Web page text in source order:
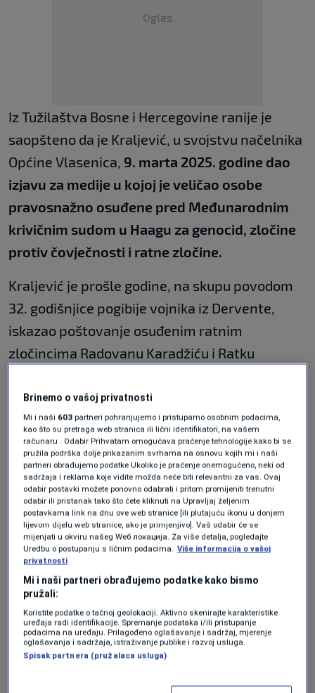
Oglas
Iz Tužilaštva Bosne i Hercegovine ranije je
saopšteno da je Kraljević, u svojstvu načelnika
Općine Vlasenica, 9. marta 2025. godine dao
izjavu za medije u kojoj je veličao osobe
pravosnažno osuđene pred Međunarodnim
krivičnim sudom u Haagu za genocid, zločine
protiv čovječnosti i ratne zločine.
Kraljević je prošle godine, na skupu povodom
32. godišnjice pogibije vojnika iz Dervente,
iskazao poštovanje osuđenim ratnim
zločincima Radovanu Karadžiću i Ratku
treba pominjati”.
Na današnjem glavnom preteresutužiteljica
Suada Pašić je ponovila detalje optužnice,
navodeći da za sve postoji i dokazni
videomaterijal, kao i izjave uznemirenih
svjedoka, a da je optuženi bio svjestan da
izgovorenim riječima može proizvesti
nacionalni razdor, te uznemirenje dijela
stanovništva.
Branilac optuženog, advokat Slobodan
Cvijetić, prigovorom je zatražio prekidanje
Brinemo o vašoj privatnosti
Mi i naši 603 partneri pohranjujemo i pristupamo osobnim podacima,
kao što su pretraga web stranica ili lični identifikatori, na vašem
računaru . Odabir Prihvatam omogućava praćenje tehnologije kako bi se
pružila podrška dolje prikazanim svrhama na osnovu kojih mi i naši
partneri obrađujemo podatke Ukoliko je praćenje onemogućeno, neki od
sadržaja i reklama koje vidite možda neće biti relevantni za vas. Ovaj
odabir postavki možete ponovno odabrati i pritom promijeniti trenutni
odabir ili pristanak tako što ćete kliknuti na Upravljaj željenim
postavkama link na dnu ove web stranice [ili plutajuću ikonu u donjem
lijevom dijelu web stranice, ako je primjenjivo]. Vaš odabir će se
mijenjati u okviru našeg Wеб локација. Za više detalja, pogledajte
Uredbu o postupanju s ličnim podacima. Više informacija o vašoj
privatnosti
Mi i naši partneri obrađujemo podatke kako bismo
pružali:
Koristite podatke o tačnoj geolokaciji. Aktivno skenirajte karakteristike
uređaja radi identifikacije. Spremanje podataka i/ili pristupanje
podacima na uređaju. Prilagođeno oglašavanje i sadržaj, mjerenje
oglašavanja i sadržaja, istraživanje publike i razvoj usluga.
Spisak partnera (pružalaca usluga)